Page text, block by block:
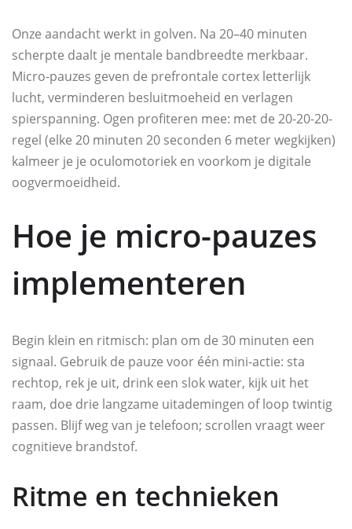
Onze aandacht werkt in golven. Na 20–40 minuten
scherpte daalt je mentale bandbreedte merkbaar.
Micro-pauzes geven de prefrontale cortex letterlijk
lucht, verminderen besluitmoeheid en verlagen
spierspanning. Ogen profiteren mee: met de 20-20-20-
regel (elke 20 minuten 20 seconden 6 meter wegkijken)
kalmeer je je oculomotoriek en voorkom je digitale
oogvermoeidheid.
Hoe je micro-pauzes
implementeren
Begin klein en ritmisch: plan om de 30 minuten een
signaal. Gebruik de pauze voor één mini-actie: sta
rechtop, rek je uit, drink een slok water, kijk uit het
raam, doe drie langzame uitademingen of loop twintig
passen. Blijf weg van je telefoon; scrollen vraagt weer
cognitieve brandstof.
Ritme en technieken